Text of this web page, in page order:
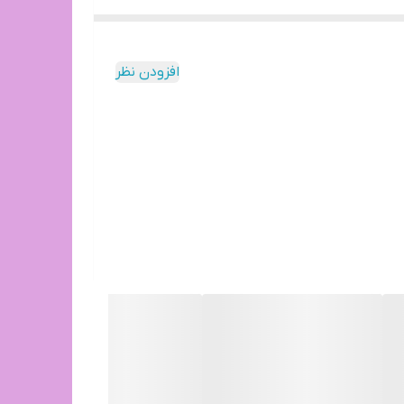
افزودن نظر